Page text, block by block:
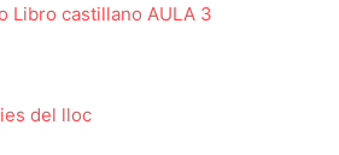
Libro castillano AULA 3
del lloc